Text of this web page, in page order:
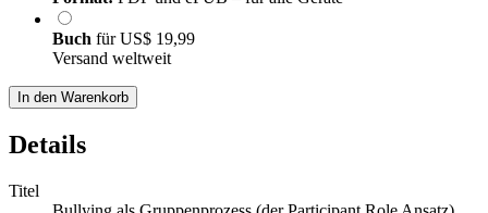
Buch fürUS$ 19,99
Versand weltweit
In den Warenkorb
Details
Titel